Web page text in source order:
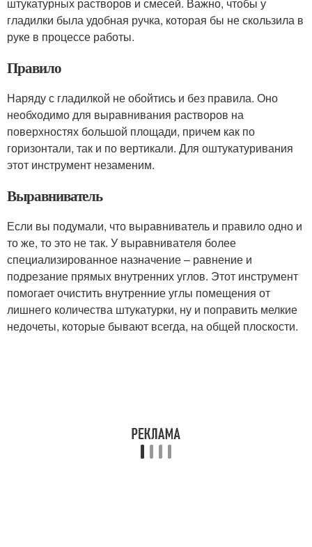
гладилки была удобная ручка, которая бы не скользила в
руке в процессе работы.
Правило
Наряду с гладилкой не обойтись и без правила. Оно
необходимо для выравнивания растворов на
поверхностях большой площади, причем как по
горизонтали, так и по вертикали. Для оштукатуривания
этот инструмент незаменим.
Выравниватель
Если вы подумали, что выравниватель и правило одно и
то же, то это не так. У выравнивателя более
специализированное назначение – равнение и
подрезание прямых внутренних углов. Этот инструмент
помогает очистить внутренние углы помещения от
лишнего количества штукатурки, ну и поправить мелкие
недочеты, которые бывают всегда, на общей плоскости.